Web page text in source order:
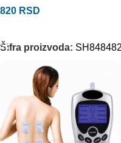
820 RSD
Šifra proizvoda: